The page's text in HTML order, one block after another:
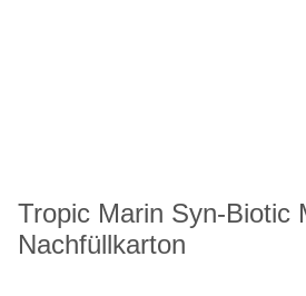
Tropic Marin Syn-Biotic
Nachfüllkarton